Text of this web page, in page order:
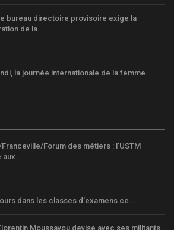
bureau directoire provisoire exige la
de la…
la journée internationale de la femme
Forum des métiers : l’USTM
aux…
dans les classes d’examens ce…
Moussavou devise avec ses militants